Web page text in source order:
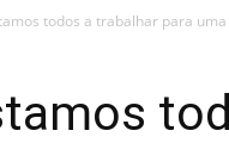
todos a trabalhar para